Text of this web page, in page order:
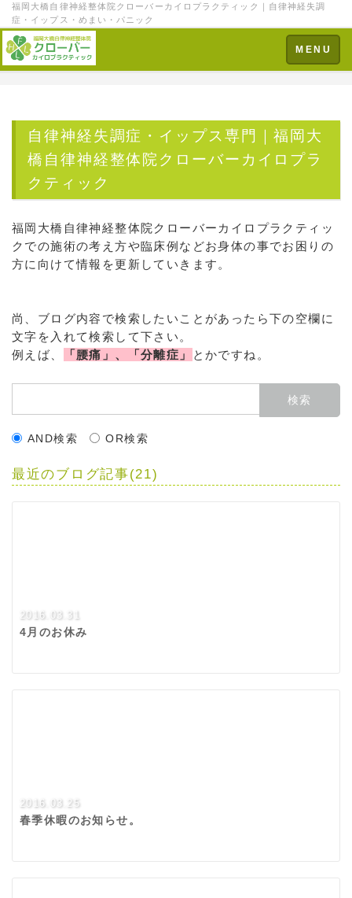
福岡大橋自律神経整体院クローバーカイロプラクティック｜自律神経失調
症・イップス・めまい・パニック
Toggle
navigation
MENU
自律神経失調症・イップス専門｜福岡大
橋自律神経整体院クローバーカイロプラ
クティック
福岡大橋自律神経整体院クローバーカイロプラクティッ
クでの施術の考え方や臨床例などお身体の事でお困りの
方に向けて情報を更新していきます。
尚、ブログ内容で検索したいことがあったら下の空欄に
文字を入れて検索して下さい。
例えば、
「腰痛」、「分離症」 とかですね。
AND検索 OR検索
最近のブログ記事(21)
2016.03.31
4月のお休み
2016.03.25
春季休暇のお知らせ。